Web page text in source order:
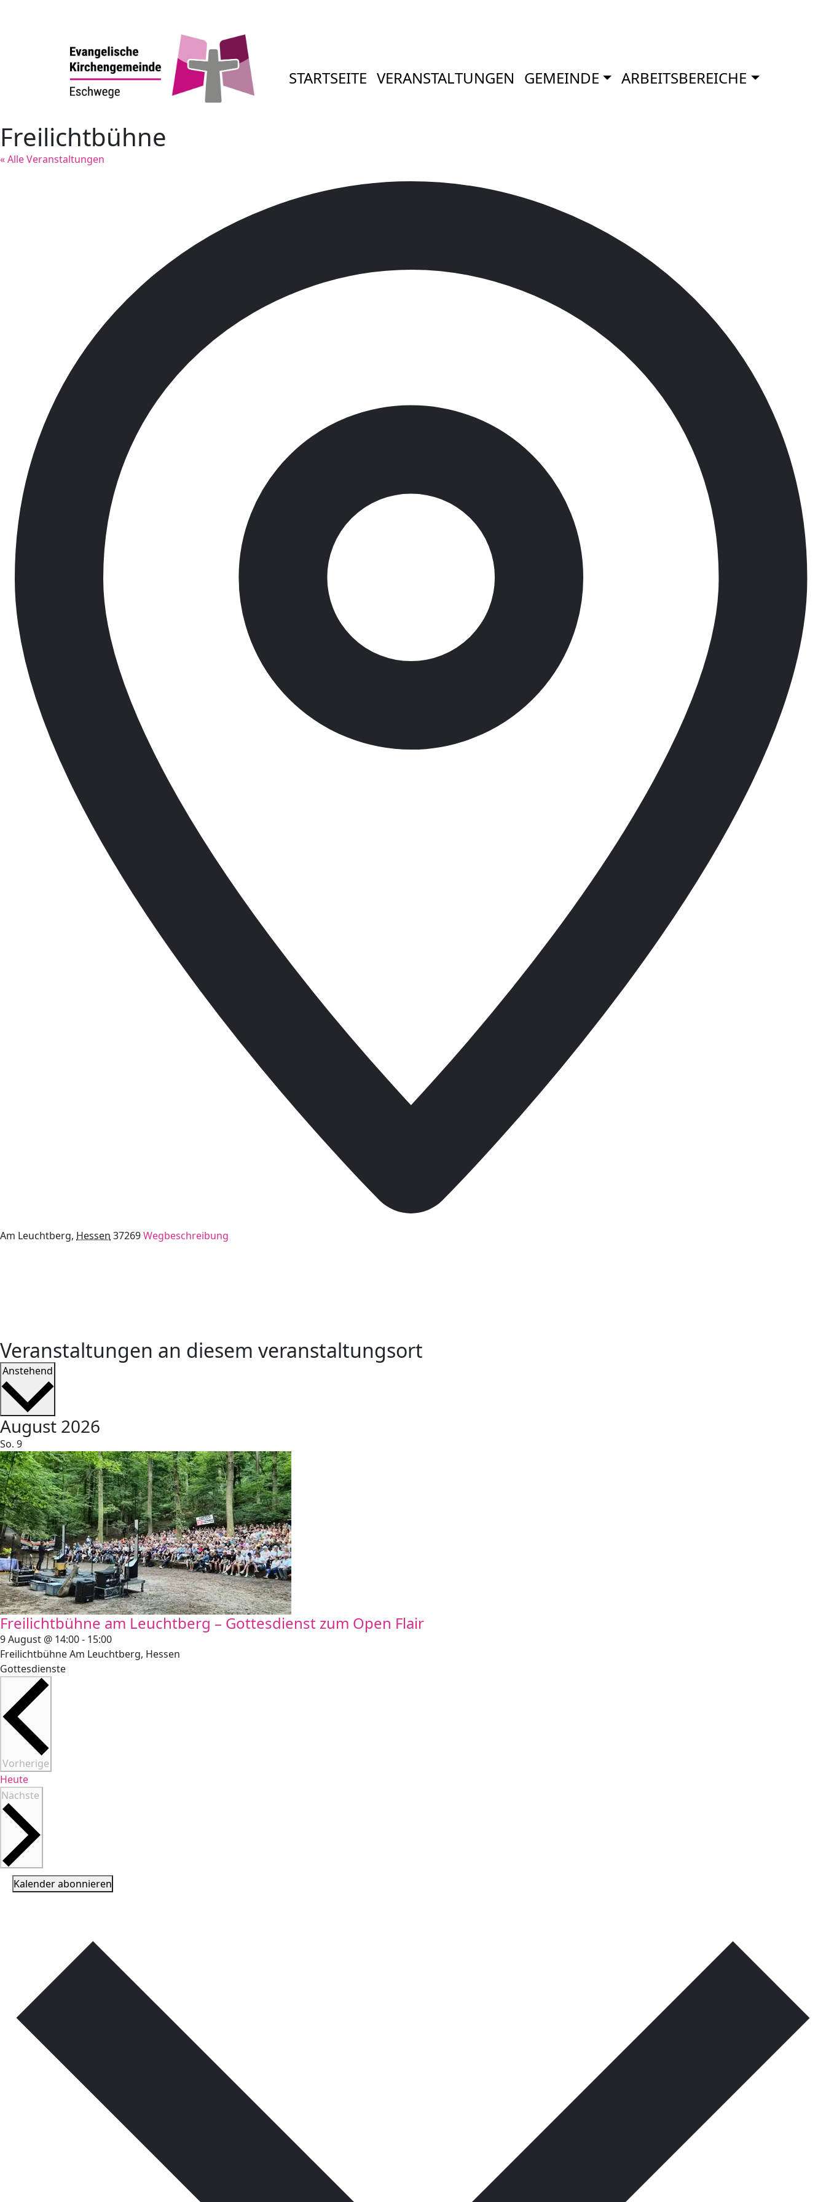
STARTSEITE VERANSTALTUNGEN GEMEINDE ARBEITSBEREICHE
Freilichtbühne
« Alle Veranstaltungen
Am Leuchtberg, Hessen 37269Wegbeschreibung
Veranstaltungen an diesem veranstaltungsort
Anstehend
August 2026
So. 9
Freilichtbühne am Leuchtberg – Gottesdienst zum Open Flair
9 August @ 14:00- 15:00
FreilichtbühneAm Leuchtberg, Hessen
Gottesdienste
Vorherige
Heute
Nächste
Kalender abonnieren